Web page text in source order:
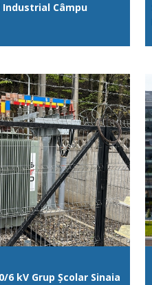
Câmpu
kV Grup Școlar Sinaia